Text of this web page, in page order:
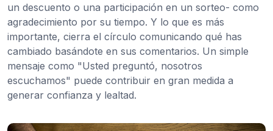
un descuento o una participación en un sorteo- como
agradecimiento por su tiempo. Y lo que es más
importante, cierra el círculo comunicando qué has
cambiado basándote en sus comentarios. Un simple
mensaje como "Usted preguntó, nosotros
escuchamos" puede contribuir en gran medida a
generar confianza y lealtad.